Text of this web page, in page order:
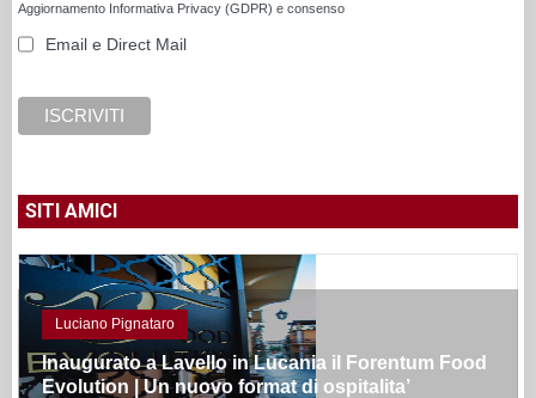
Aggiornamento Informativa Privacy (GDPR) e consenso
Email e Direct Mail
SITI AMICI
Luciano Pignataro
Inaugurato a Lavello in Lucania il Forentum Food
Evolution | Un nuovo format di ospitalita’